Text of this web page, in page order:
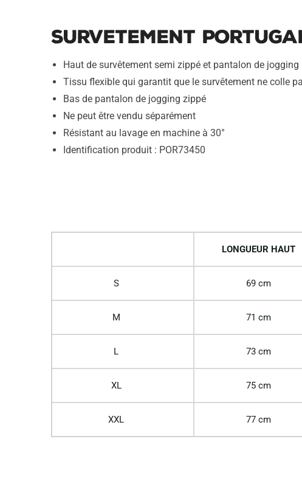
Survetement
Haut de survêtement semi zippé et pantalon de jogging
Tissu flexible qui garantit que le survêtement ne colle
Bas de pantalon de jogging zippé
Ne peut être vendu séparément
Résistant au lavage en machine à 30°
Identification produit : POR73450
LONGUEUR HAUT
S 69 cm
M 71 cm
L 73 cm
XL 75 cm
XXL 77 cm